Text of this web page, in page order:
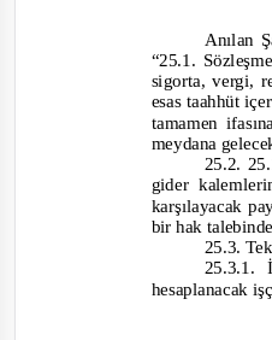
Anılan
“25.1.
sigorta, vergi,
esas taahhüt
tamamen
meydana
25.2.
gider
karşılayacak
bir hak
25.3.
25.3.1.
hesaplanacak